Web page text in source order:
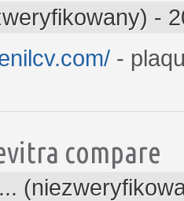
-
-
compare